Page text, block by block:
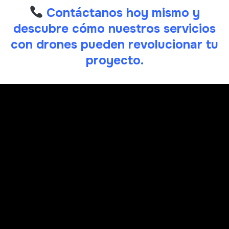
Contáctanos hoy mismo y
descubre cómo nuestros servicios
con drones pueden revolucionar tu
proyecto.